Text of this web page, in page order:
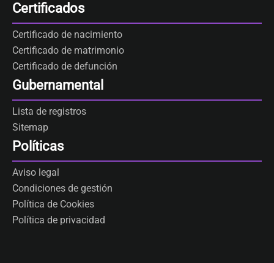
Certificados
Certificado de nacimiento
Certificado de matrimonio
Certificado de defunción
Gubernamental
Lista de registros
Sitemap
Políticas
Aviso legal
Condiciones de gestión
Política de Cookies
Política de privacidad